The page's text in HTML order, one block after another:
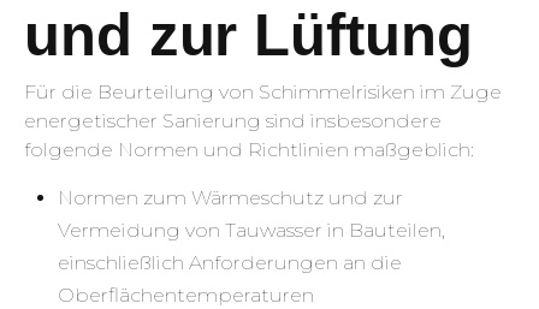
und zur Lüftung
Für die Beurteilung von Schimmelrisiken im Zuge
energetischer Sanierung sind insbesondere
folgende Normen und Richtlinien maßgeblich:
Normen zum Wärmeschutz und zur
Vermeidung von Tauwasser in Bauteilen,
einschließlich Anforderungen an die
Oberflächentemperaturen